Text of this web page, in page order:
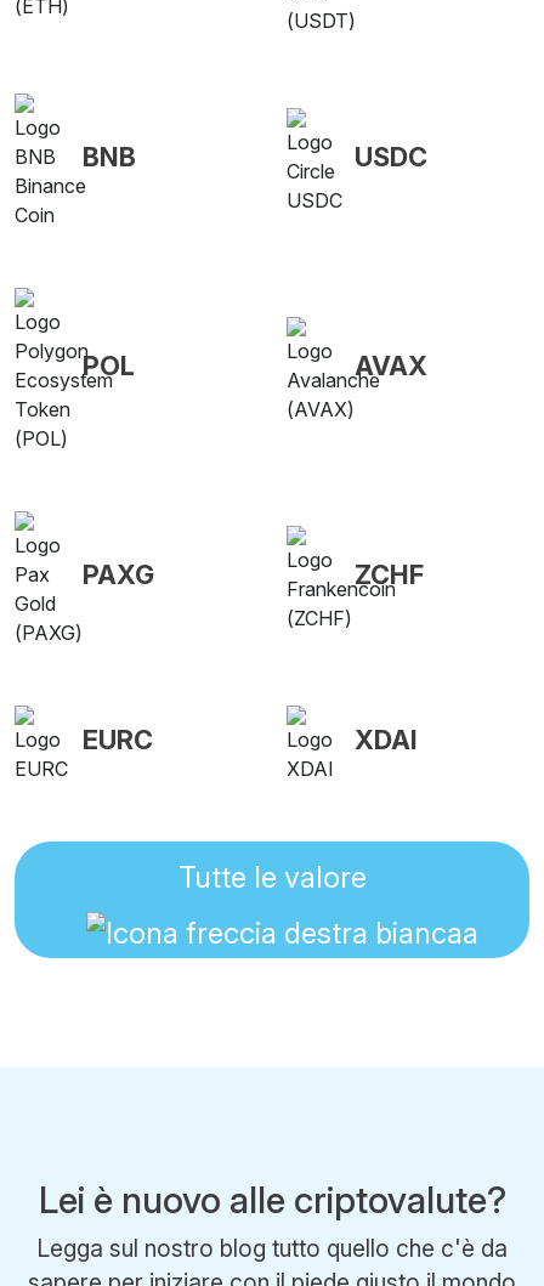
BNB USDC
POL AVAX
PAXG ZCHF
EURC XDAI
Tutte le valore
Lei è nuovo alle criptovalute?
Legga sul nostro blog tutto quello che c'è da